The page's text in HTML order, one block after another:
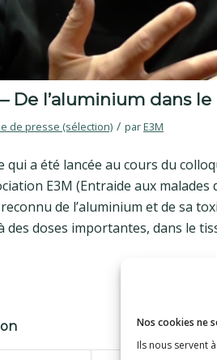
Nos cookies ne
Ils nous servent
De l’aluminium dans
de presse (sélection) / parE3M
qui a été lancée au cours du
E3M (Entraide aux
de l’aluminium et de sa
des doses importantes, dans le